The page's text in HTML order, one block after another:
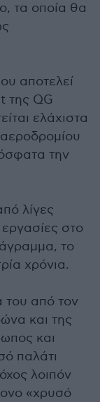
τα οποία θα
αποτελεί
της QG
ελάχιστα
την
λίγες
στο
το
χρόνια.
του από τον
και της
και
παλάτι
λοιπόν
«χρυσό